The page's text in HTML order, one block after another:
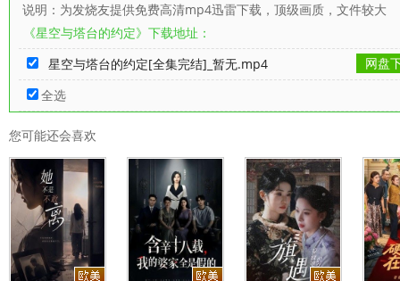
说明：为发烧友提供免费高清mp4迅雷下载，顶级画质，文件较大
《星空与塔台的约定》下载地址：
星空与塔台的约定[全集完结]_暂无.mp4
网盘
全选
您可能还会喜欢